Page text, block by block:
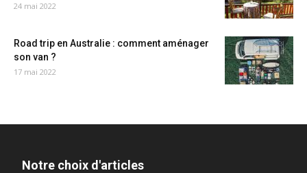
24 mai 2022
Road trip en Australie : comment aménager
son van ?
17 mai 2022
Notre choix d'articles